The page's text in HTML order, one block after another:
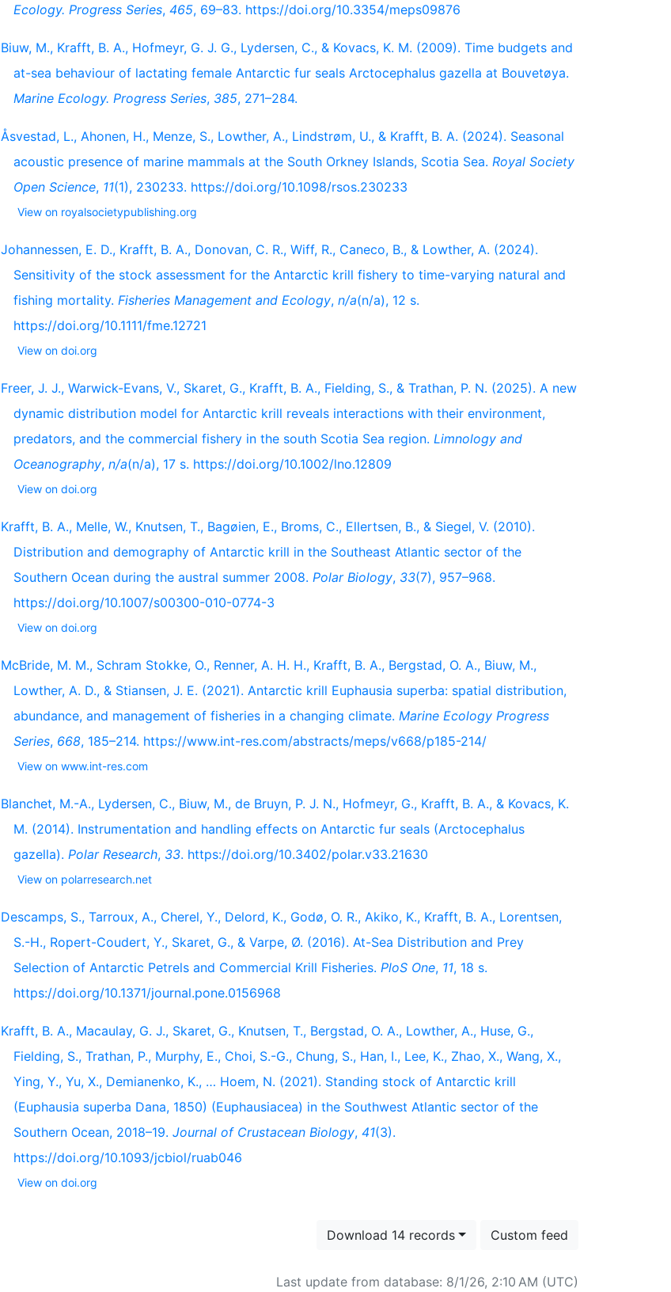
Ecology. Progress Series, 465, 69–83. https://doi.org/10.3354/meps09876
Biuw, M., Krafft, B. A., Hofmeyr, G. J. G., Lydersen, C., & Kovacs, K. M. (2009). Time budgets and
at-sea behaviour of lactating female Antarctic fur seals Arctocephalus gazella at Bouvetøya.
Marine Ecology. Progress Series, 385, 271–284.
Åsvestad, L., Ahonen, H., Menze, S., Lowther, A., Lindstrøm, U., & Krafft, B. A. (2024). Seasonal
acoustic presence of marine mammals at the South Orkney Islands, Scotia Sea. Royal Society
Open Science, 11(1), 230233. https://doi.org/10.1098/rsos.230233
View on royalsocietypublishing.org
Johannessen, E. D., Krafft, B. A., Donovan, C. R., Wiff, R., Caneco, B., & Lowther, A. (2024).
Sensitivity of the stock assessment for the Antarctic krill fishery to time-varying natural and
fishing mortality. Fisheries Management and Ecology, n/a(n/a), 12 s.
https://doi.org/10.1111/fme.12721
View on doi.org
Freer, J. J., Warwick-Evans, V., Skaret, G., Krafft, B. A., Fielding, S., & Trathan, P. N. (2025). A new
dynamic distribution model for Antarctic krill reveals interactions with their environment,
predators, and the commercial fishery in the south Scotia Sea region. Limnology and
Oceanography, n/a(n/a), 17 s. https://doi.org/10.1002/lno.12809
View on doi.org
Krafft, B. A., Melle, W., Knutsen, T., Bagøien, E., Broms, C., Ellertsen, B., & Siegel, V. (2010).
Distribution and demography of Antarctic krill in the Southeast Atlantic sector of the
Southern Ocean during the austral summer 2008. Polar Biology, 33(7), 957–968.
https://doi.org/10.1007/s00300-010-0774-3
View on doi.org
McBride, M. M., Schram Stokke, O., Renner, A. H. H., Krafft, B. A., Bergstad, O. A., Biuw, M.,
Lowther, A. D., & Stiansen, J. E. (2021). Antarctic krill Euphausia superba: spatial distribution,
abundance, and management of fisheries in a changing climate. Marine Ecology Progress
Series, 668, 185–214. https://www.int-res.com/abstracts/meps/v668/p185-214/
View on www.int-res.com
Blanchet, M.-A., Lydersen, C., Biuw, M., de Bruyn, P. J. N., Hofmeyr, G., Krafft, B. A., & Kovacs, K.
M. (2014). Instrumentation and handling effects on Antarctic fur seals (Arctocephalus
gazella). Polar Research, 33. https://doi.org/10.3402/polar.v33.21630
View on polarresearch.net
Descamps, S., Tarroux, A., Cherel, Y., Delord, K., Godø, O. R., Akiko, K., Krafft, B. A., Lorentsen,
S.-H., Ropert-Coudert, Y., Skaret, G., & Varpe, Ø. (2016). At-Sea Distribution and Prey
Selection of Antarctic Petrels and Commercial Krill Fisheries. PloS One, 11, 18 s.
https://doi.org/10.1371/journal.pone.0156968
Krafft, B. A., Macaulay, G. J., Skaret, G., Knutsen, T., Bergstad, O. A., Lowther, A., Huse, G.,
Fielding, S., Trathan, P., Murphy, E., Choi, S.-G., Chung, S., Han, I., Lee, K., Zhao, X., Wang, X.,
Ying, Y., Yu, X., Demianenko, K., … Hoem, N. (2021). Standing stock of Antarctic krill
(Euphausia superba Dana, 1850) (Euphausiacea) in the Southwest Atlantic sector of the
Southern Ocean, 2018–19. Journal of Crustacean Biology, 41(3).
https://doi.org/10.1093/jcbiol/ruab046
View on doi.org
Download 14 records Custom feed
Last update from database: 8/1/26, 2:10 AM (UTC)